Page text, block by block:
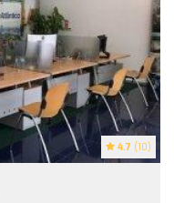
4.7 (10)